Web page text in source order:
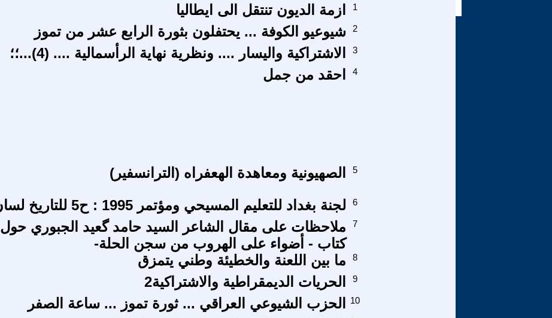
ازمة الديون تنتقل الى ايطاليا 1
شيوعيو الكوفة ... يحتفلون بثورة الرابع عشر من تموز 2
الاشتراكية واليسار .... ونظرية نهاية الرأسمالية .... (4)...؛؛ 3
احقد من جمل 4
الصهيونية ومعاهدة الهعفراه (الترانسفير) 5
لجنة بغداد للتعليم المسيحي ومؤتمر 1995 : ح5 للتاريخ لسان 6
ملاحظات على مقال الشاعر السيد حامد گعيد الجبوري حول
کتاب - أضواء على الهروب من سجن الحلة-
7
ما بين اللعنة والخطيئة وطني يتمزق 8
الحريات الديمقراطية والاشتراكية2 9
الحزب الشيوعي العراقي ... ثورة تموز ... ساعة الصفر 10